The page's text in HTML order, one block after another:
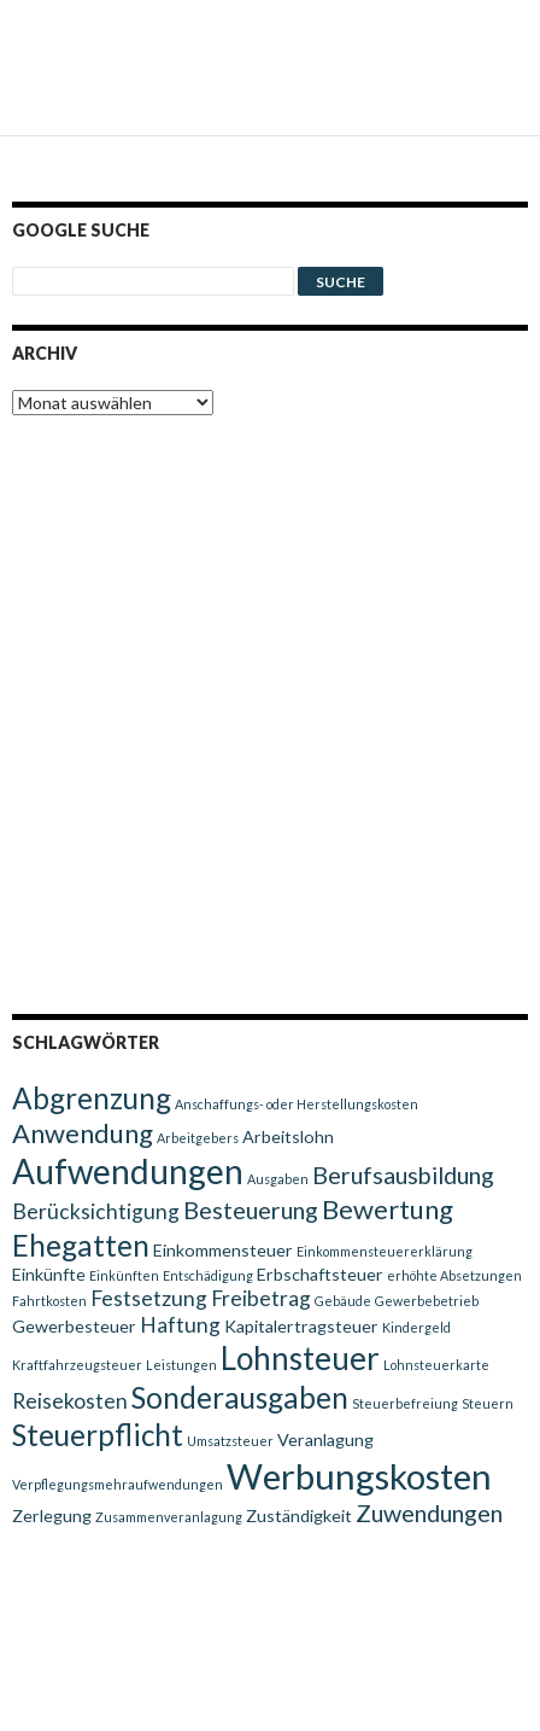
GOOGLE SUCHE
ARCHIV
Archiv
SCHLAGWÖRTER
Abgrenzung Anschaffungs- oder Herstellungskosten
Anwendung Arbeitgebers Arbeitslohn
Aufwendungen Ausgaben Berufsausbildung
Berücksichtigung Besteuerung Bewertung
Ehegatten Einkommensteuer Einkommensteuererklärung
Einkünfte Einkünften Entschädigung Erbschaftsteuer erhöhte Absetzungen
Fahrtkosten Festsetzung Freibetrag Gebäude Gewerbebetrieb
Gewerbesteuer Haftung Kapitalertragsteuer Kindergeld
Kraftfahrzeugsteuer Leistungen Lohnsteuer Lohnsteuerkarte
ReisekostenSonderausgaben Steuerbefreiung Steuern
Steuerpflicht Umsatzsteuer Veranlagung
Verpflegungsmehraufwendungen Werbungskosten
Zerlegung Zusammenveranlagung Zuständigkeit Zuwendungen